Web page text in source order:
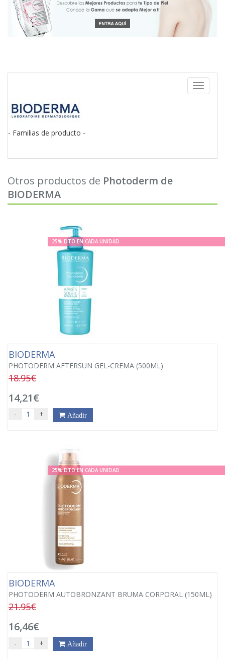
Toggle
- Familias de producto -
Otros productos de Photoderm de
BIODERMA
25% DTO EN CADA UNIDAD
BIODERMA
PHOTODERM AFTERSUN GEL-CREMA (500ML)
18.95€
14,21€
- + Añadir
25% DTO EN CADA UNIDAD
BIODERMA
PHOTODERM AUTOBRONZANT BRUMA CORPORAL (150ML)
21.95€
16,46€
- + Añadir